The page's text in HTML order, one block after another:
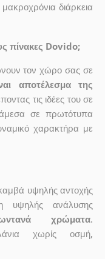
διάρκεια
πίνακες Dovido;
τον χώρο σας σε
αποτέλεσμα της
τις ιδέες του σε
σε πρωτότυπα
χαρακτήρα με
υψηλής αντοχής
ανάλυσης
χρώματα.
χωρίς οσμή,